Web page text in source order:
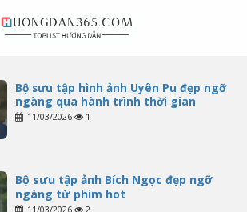
Bộ sưu tập hình ảnh Uyên Pu đẹp ngỡ
ngàng qua hành trình thời gian
11/03/2026 1
Bộ sưu tập ảnh Bích Ngọc đẹp ngỡ
ngàng từ phim hot
11/03/2026 2